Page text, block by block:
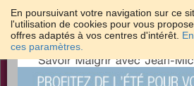
En poursuivant votre navigation sur ce
l'utilisation de cookies pour vous
offres adaptés à vos centres d'intérêt.
ces paramètres.
Toggle